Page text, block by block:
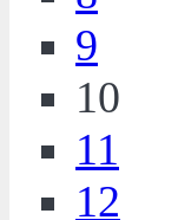
9
10
11
12